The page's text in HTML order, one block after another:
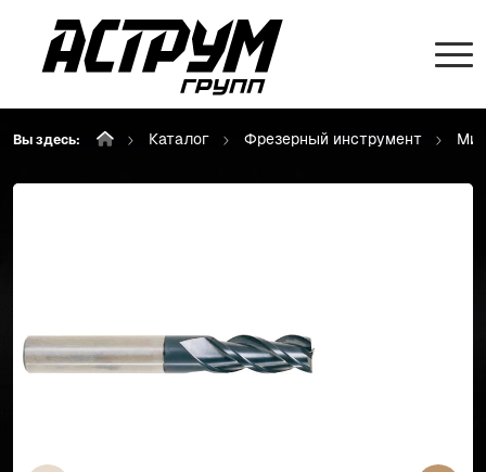
Вы здесь: Каталог Фрезерный инструмент